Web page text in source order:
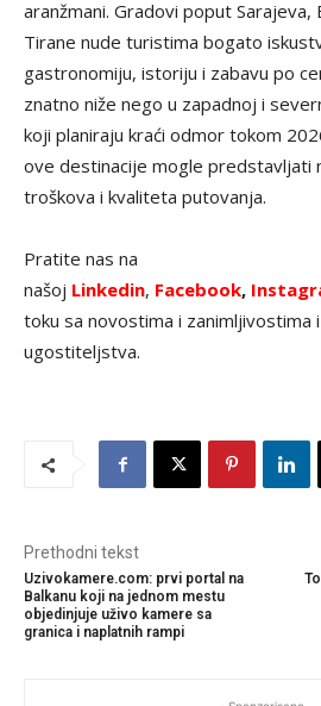
aranžmani. Gradovi poput Sarajeva,
Tirane nude turistima bogato
gastronomiju, istoriju i zabavu po
znatno niže nego u zapadnoj i
koji planiraju kraći odmor tokom
ove destinacije mogle predstavljati
troškova i kvaliteta putovanja.
Pratite nas na
našoj Linkedin, Facebook,
toku sa novostima i zanimljivostima
ugostiteljstva.
Prethodni tekst
Uzivokamere.com: prvi portal na
Balkanu koji na jednom mestu
objedinjuje uživo kamere sa
granica i naplatnih rampi